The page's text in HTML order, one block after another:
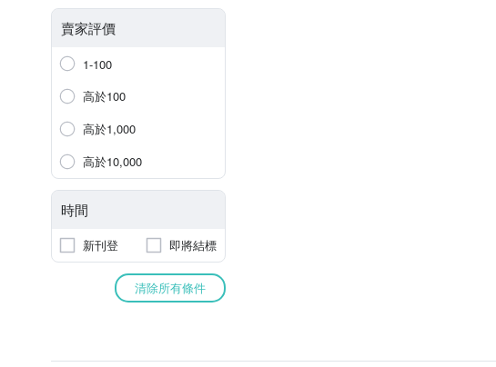
賣家評價
1-100
高於100
高於1,000
高於10,000
時間
新刊登 即將結標
清除所有條件